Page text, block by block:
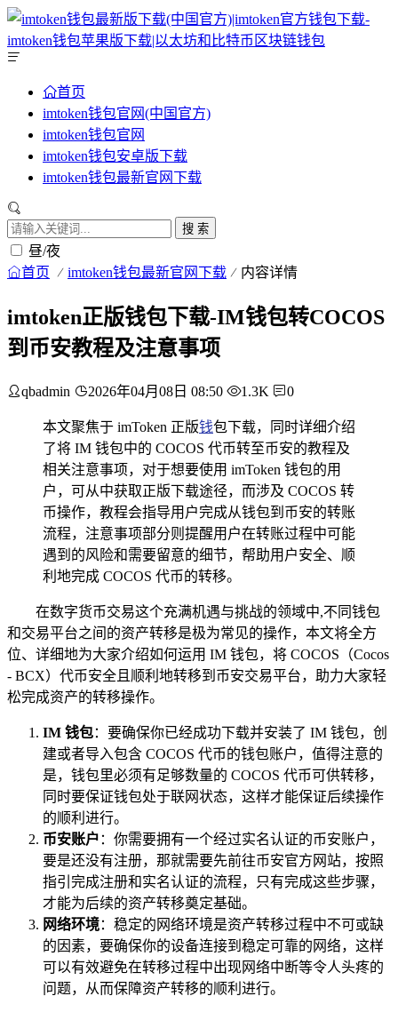
首页
imtoken钱包官网(中国官方)
imtoken钱包官网
imtoken钱包安卓版下载
imtoken钱包最新官网下载
搜 索
昼/夜
首页 imtoken钱包最新官网下载 内容详情
imtoken正版钱包下载-IM钱包转COCOS
到币安教程及注意事项
qbadmin 2026年04月08日 08:50 1.3K 0
本文聚焦于 imToken 正版钱包下载，同时详细介绍
了将 IM 钱包中的 COCOS 代币转至币安的教程及
相关注意事项，对于想要使用 imToken 钱包的用
户，可从中获取正版下载途径，而涉及 COCOS 转
币操作，教程会指导用户完成从钱包到币安的转账
流程，注意事项部分则提醒用户在转账过程中可能
遇到的风险和需要留意的细节，帮助用户安全、顺
利地完成 COCOS 代币的转移。
在数字货币交易这个充满机遇与挑战的领域中,不同钱包
和交易平台之间的资产转移是极为常见的操作，本文将全方
位、详细地为大家介绍如何运用 IM 钱包，将 COCOS（Cocos
- BCX）代币安全且顺利地转移到币安交易平台，助力大家轻
松完成资产的转移操作。
IM 钱包：要确保你已经成功下载并安装了 IM 钱包，创
建或者导入包含 COCOS 代币的钱包账户，值得注意的
是，钱包里必须有足够数量的 COCOS 代币可供转移，
同时要保证钱包处于联网状态，这样才能保证后续操作
的顺利进行。
币安账户 ：你需要拥有一个经过实名认证的币安账户，
要是还没有注册，那就需要先前往币安官方网站，按照
指引完成注册和实名认证的流程，只有完成这些步骤，
才能为后续的资产转移奠定基础。
网络环境：稳定的网络环境是资产转移过程中不可或缺
的因素，要确保你的设备连接到稳定可靠的网络，这样
可以有效避免在转移过程中出现网络中断等令人头疼的
问题，从而保障资产转移的顺利进行。